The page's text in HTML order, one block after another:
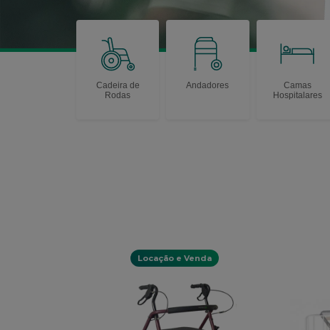
Cadeira de
Rodas
Andadores
Camas
Hospitalares
Locação e Venda